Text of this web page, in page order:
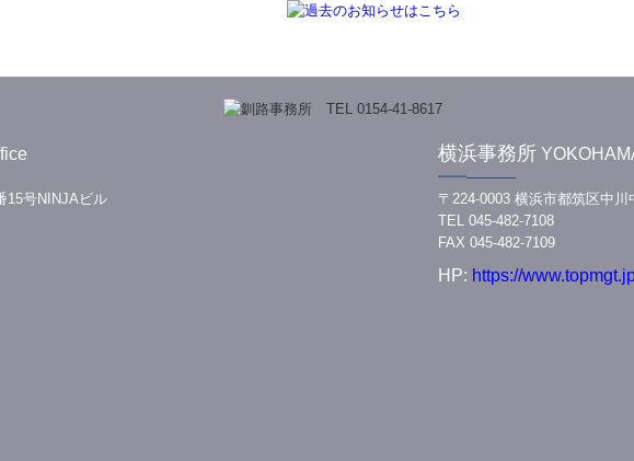
15号NINJAビル
横浜事務所
━━─────
〒224-0003 横浜市都筑区中
TEL 045-482-7108
FAX 045-482-7109
HP: https://